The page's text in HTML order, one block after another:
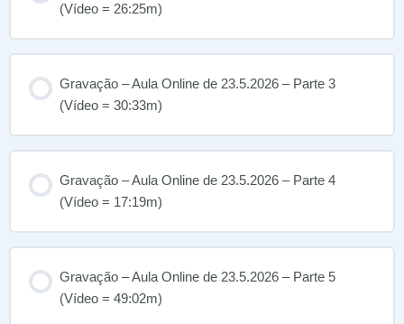
(Vídeo = 26:25m)
Gravação – Aula Online de 23.5.2026 – Parte 3
(Vídeo = 30:33m)
Gravação – Aula Online de 23.5.2026 – Parte 4
(Vídeo = 17:19m)
Gravação – Aula Online de 23.5.2026 – Parte 5
(Vídeo = 49:02m)